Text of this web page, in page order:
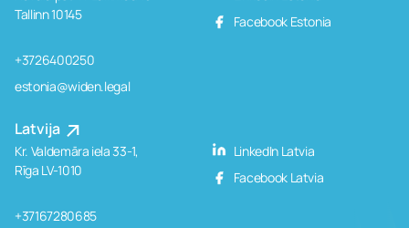
Tallinn 10145
+3726400250
estonia@widen.legal
Facebook Estonia
Latvija
Kr. Valdemāra iela 33-1,
Rīga LV-1010
+37167280685
LinkedIn Latvia
Facebook Latvia